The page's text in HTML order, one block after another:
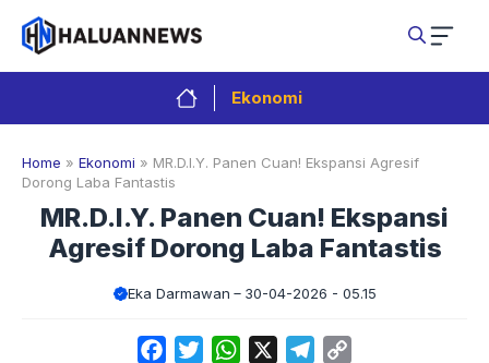
Langsung
isi
Ekonomi
Home » Ekonomi » MR.D.I.Y. Panen Cuan! Ekspansi Agresif
Dorong Laba Fantastis
MR.D.I.Y. Panen Cuan! Ekspansi
Agresif Dorong Laba Fantastis
Eka Darmawan 30-04-2026 - 05.15
FacebookTwitterWhatsApp Telegram